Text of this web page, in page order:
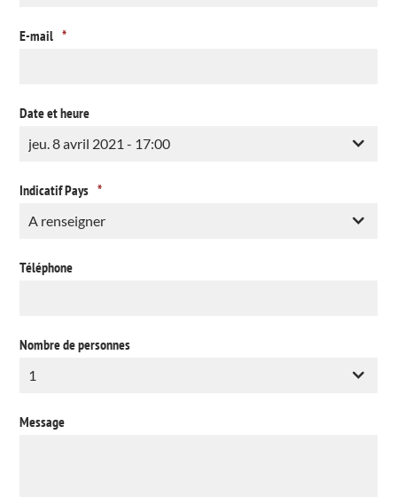
E-mail *
Date et heure
Indicatif Pays *
Téléphone
Nombre de personnes
Message